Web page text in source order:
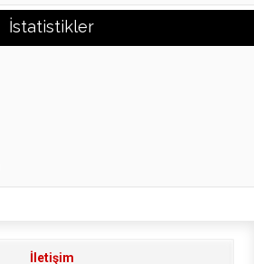
İstatistikler
İletişim